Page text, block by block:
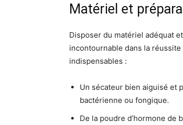
Matériel et
Disposer du matériel adéquat
incontournable dans la
indispensables :
Un sécateur bien aiguisé et
bactérienne ou fongique.
De la poudre d’hormone